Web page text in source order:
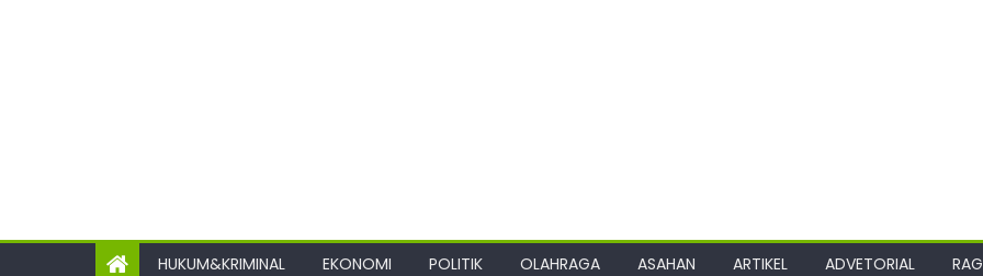
HUKUM&KRIMINAL EKONOMI POLITIK OLAHRAGA ASAHAN ARTIKEL ADVETORIAL